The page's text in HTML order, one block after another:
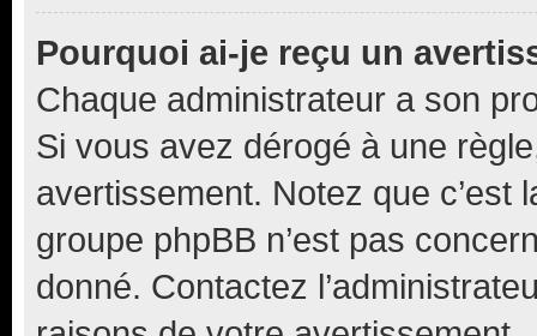
Pourquoi ai-je reçu un
Chaque administrateur a son
Si vous avez dérogé à une
avertissement. Notez que c’est
groupe phpBB n’est pas
donné. Contactez